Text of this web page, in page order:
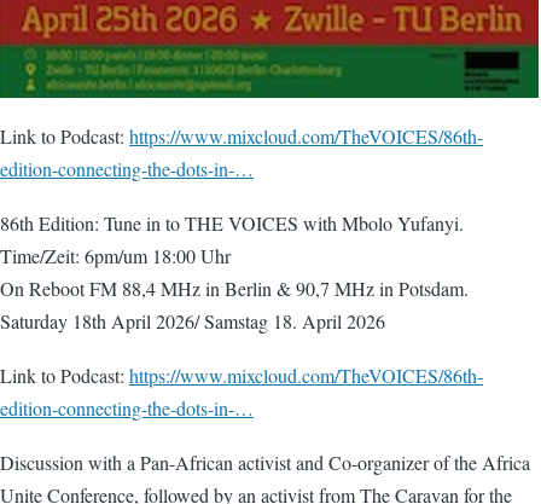
Link to Podcast: https://www.mixcloud.com/TheVOICES/86th-
edition-connecting-the-dots-in-…
86th Edition: Tune in to THE VOICES with Mbolo Yufanyi.
Time/Zeit: 6pm/um 18:00 Uhr
On Reboot FM 88,4 MHz in Berlin & 90,7 MHz in Potsdam.
Saturday 18th April 2026/ Samstag 18. April 2026
Link to Podcast: https://www.mixcloud.com/TheVOICES/86th-
edition-connecting-the-dots-in-…
Discussion with a Pan-African activist and Co-organizer of the Africa
Unite Conference, followed by an activist from The Caravan for the